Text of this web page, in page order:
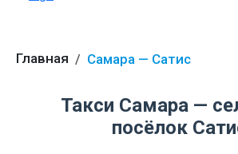
Главная Самара — Сатис
Такси Самара —
посёлок